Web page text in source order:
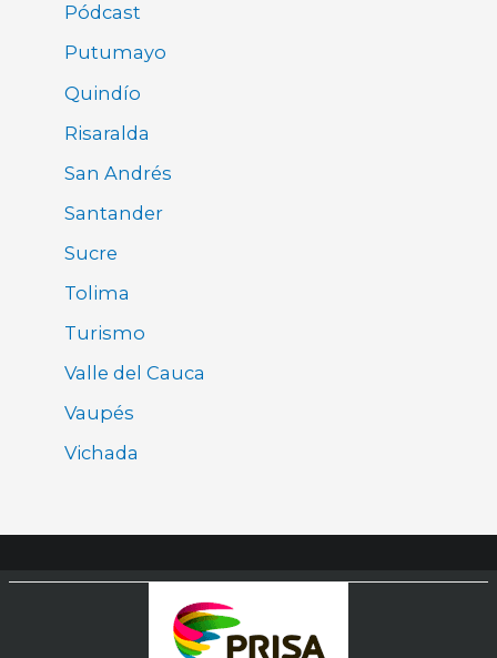
Pódcast
Putumayo
Quindío
Risaralda
San Andrés
Santander
Sucre
Tolima
Turismo
Valle del Cauca
Vaupés
Vichada